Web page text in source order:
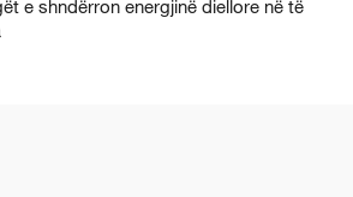
e shndërron energjinë diellore në të